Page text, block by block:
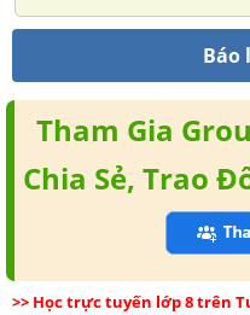
Báo
Tham Gia
Chia Sẻ, Trao
>> Học trực tuyến lớp 8 trên